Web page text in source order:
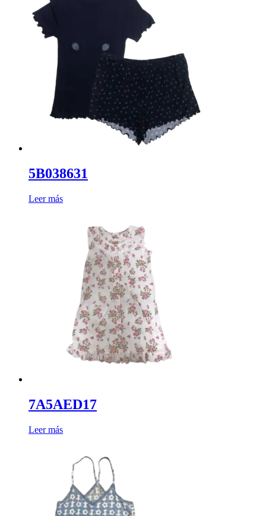
5B038631
Leer más
7A5AED17
Leer más